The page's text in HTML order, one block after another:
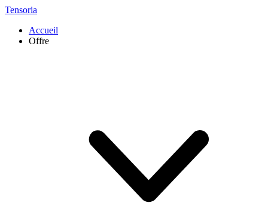
Tensoria
Accueil
Offre